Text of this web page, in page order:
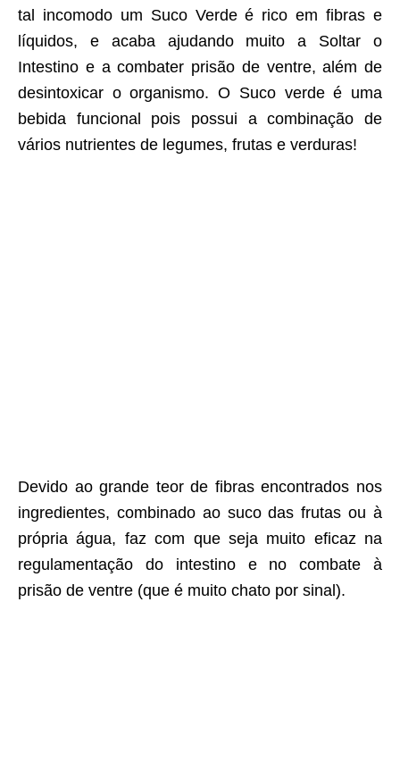
tal incomodo um Suco Verde é rico em fibras e
líquidos, e acaba ajudando muito a Soltar o
Intestino e a combater prisão de ventre, além de
desintoxicar o organismo. O Suco verde é uma
bebida funcional pois possui a combinação de
vários nutrientes de legumes, frutas e verduras!
Devido ao grande teor de fibras encontrados nos
ingredientes, combinado ao suco das frutas ou à
própria água, faz com que seja muito eficaz na
regulamentação do intestino e no combate à
prisão de ventre (que é muito chato por sinal).